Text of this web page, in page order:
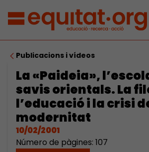
Publicacions i vídeos
La «Paideia»,
savis orientals. La
l’educació i la crisi
modernitat
10/02/2001
Número de pàgines: 107